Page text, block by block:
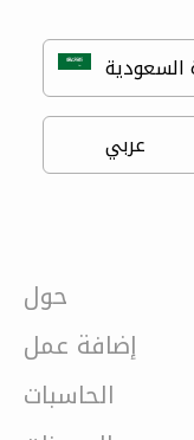
حول
إضافة عمل
الحاسبات